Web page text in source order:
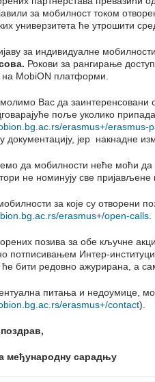
за мобилност током
универзитета ће утрошити
за индивидуалне
Рокови за рангирање
MobiON платформи.
Вас да заинтеренсовани
поље уколико
erasmus+/
документацију, јер накнадне
да мобилности неће моћи да
не номинују све пријављене
за које су отворени
erasmus+/open-calls
позива за обе кључне
потписивањем Интер-
ће бити редовно ажурирана, а
питања и недоумице,
erasmus+/contact).
међународну сарадњу